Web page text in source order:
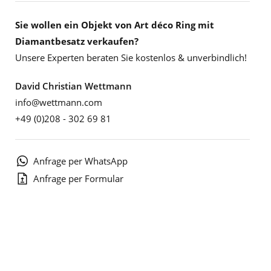
Sie wollen ein Objekt von Art déco Ring mit
Diamantbesatz verkaufen?
Unsere Experten beraten Sie kostenlos & unverbindlich!
David Christian Wettmann
info@wettmann.com
+49 (0)208 - 302 69 81
Anfrage per WhatsApp
Anfrage per Formular